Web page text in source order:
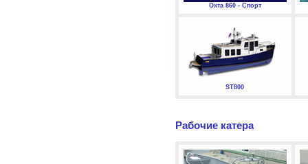
Охта 860 - Спорт
ST800
Рабочие катера